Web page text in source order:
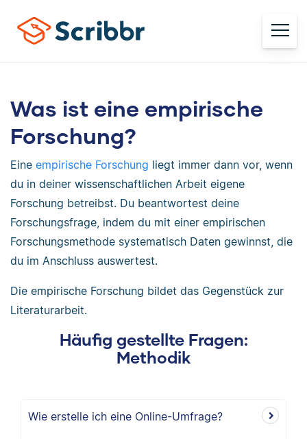
Was ist eine empirische
Forschung?
Eine empirische Forschung liegt immer dann vor, wenn
du in deiner wissenschaftlichen Arbeit eigene
Forschung betreibst. Du beantwortest deine
Forschungsfrage, indem du mit einer empirischen
Forschungsmethode systematisch Daten gewinnst, die
du im Anschluss auswertest.
Die empirische Forschung bildet das Gegenstück zur
Literaturarbeit.
Häufig gestellte Fragen:
Methodik
Wie erstelle ich eine Online-Umfrage?